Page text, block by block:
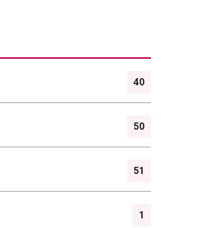
40
50
51
1